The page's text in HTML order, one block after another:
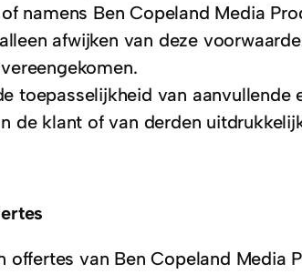
namens Ben Copeland Media
afwijken van deze
toepasselijkheid van aanvullende
de klant of van derden
offertes van Ben Copeland Media